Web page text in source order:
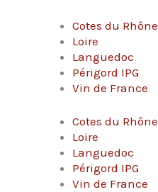
Cotes du Rhône
Loire
Languedoc
Périgord IPG
Vin de France
Cotes du Rhône
Loire
Languedoc
Périgord IPG
Vin de France